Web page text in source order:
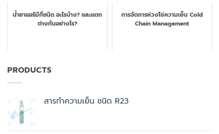
น้ำยาแอร์มีกี่ชนิด อะไรบ้าง? และแตก
ต่างกันอย่างไร?
การจัดการห่วงโซ่ความเย็น Cold
Chain Management
PRODUCTS
สารทำความเย็น ชนิด R23